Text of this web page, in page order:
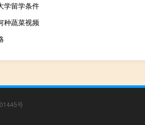
学留学条件
种蔬菜视频
号